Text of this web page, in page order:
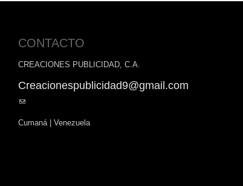
CONTACTO
CREACIONES PUBLICIDAD, C.A.
Creacionespublicidad9@gmail.com
(link
Cumaná | Venezuela